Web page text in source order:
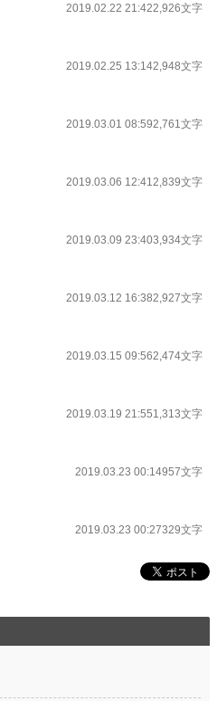
2019.02.22 21:422,926文字
2019.02.25 13:142,948文字
2019.03.01 08:592,761文字
2019.03.06 12:412,839文字
2019.03.09 23:403,934文字
2019.03.12 16:382,927文字
2019.03.15 09:562,474文字
2019.03.19 21:551,313文字
2019.03.23 00:14957文字
2019.03.23 00:27329文字